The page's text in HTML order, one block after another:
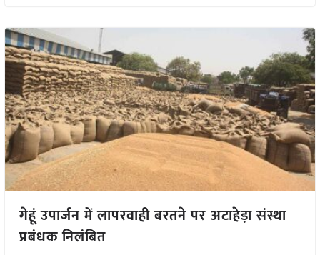
गेहूं उपार्जन में लापरवाही बरतने पर अटाहेड़ा संस्था
प्रबंधक निलंबित